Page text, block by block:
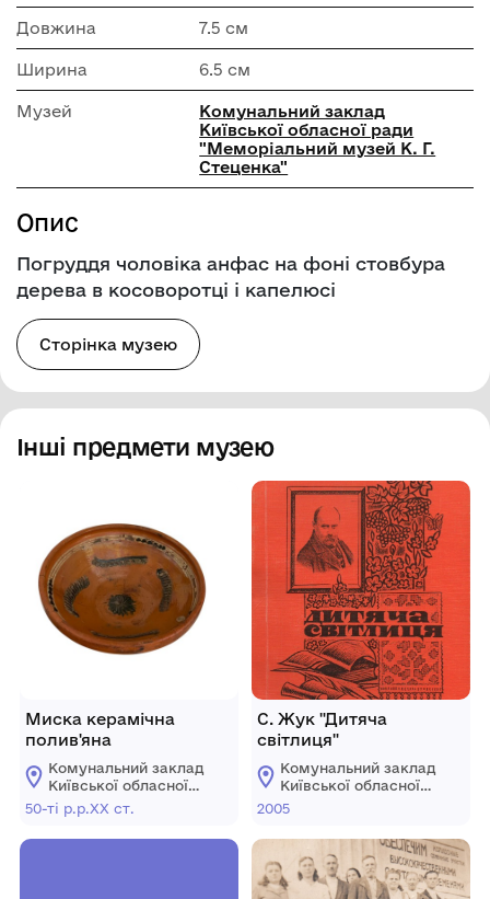
Довжина 7.5 см
Ширина 6.5 см
Музей
Комунальний заклад
Київської обласної ради
"Меморіальний музей К. Г.
Стеценка"
Опис
Погруддя чоловіка анфас на фоні стовбура
дерева в косоворотці і капелюсі
Сторінка музею
Інші предмети музею
Миска керамічна
полив'яна
Комунальний заклад
Київської обласної
ради "Меморіальний
музей К. Г.
Стеценка"
50-ті р.р.ХХ ст.
С. Жук "Дитяча
світлиця"
Комунальний заклад
Київської обласної
ради "Меморіальний
Стеценка"
2005